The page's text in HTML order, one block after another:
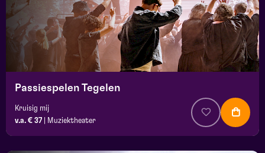
Passiespelen Tegelen
Kruisig mij
v.a. € 37
Muziektheater